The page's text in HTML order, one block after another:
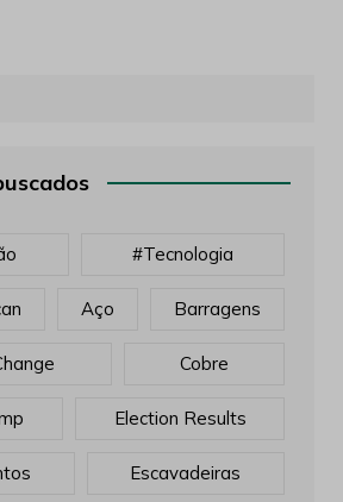
#tecnologia
Aço Barragens
Cobre
Election Results
Escavadeiras